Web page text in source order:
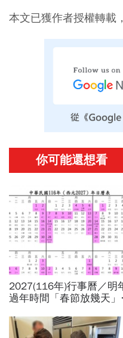
本文已獲作者授權轉載，